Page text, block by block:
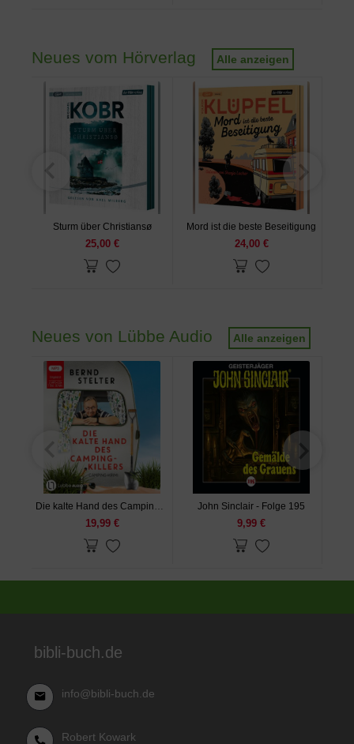
Neues vom Hörverlag Alle anzeigen
Sturm über Christiansø
25,00 €
Mord ist die beste Beseitigung
24,00 €
Neues von Lübbe Audio Alle anzeigen
19,99 €
John Sinclair - Folge 195
9,99 €
bibli-buch.de
info@bibli-buch.de
Robert Kowark